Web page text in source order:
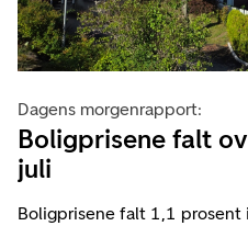
Dagens morgenrapport:
Boligprisene falt
juli
Boligprisene falt 1,1